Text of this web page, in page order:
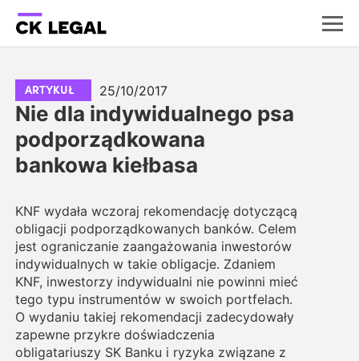
ARTYKUŁ 25/10/2017
Nie dla indywidualnego psa
podporządkowana
bankowa kiełbasa
KNF wydała wczoraj rekomendację dotyczącą
obligacji podporządkowanych banków. Celem
jest ograniczanie zaangażowania inwestorów
indywidualnych w takie obligacje. Zdaniem
KNF, inwestorzy indywidualni nie powinni mieć
tego typu instrumentów w swoich portfelach.
O wydaniu takiej rekomendacji zadecydowały
zapewne przykre doświadczenia
obligatariuszy SK Banku i ryzyka związane z